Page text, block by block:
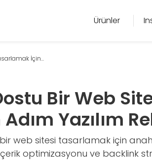
Ürünler
İçin...
Bir Web
Yazılım
web sitesi tasarlamak için
içerik optimizasyonu ve backlink